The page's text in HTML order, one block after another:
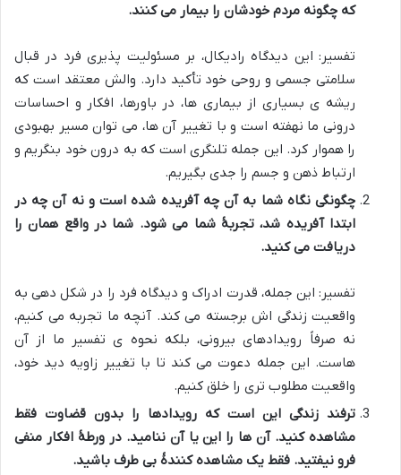
که چگونه مردم خودشان را بیمار می کنند.
تفسیر: این دیدگاه رادیکال، بر مسئولیت پذیری فرد در قبال
سلامتی جسمی و روحی خود تأکید دارد. والش معتقد است که
ریشه ی بسیاری از بیماری ها، در باورها، افکار و احساسات
درونی ما نهفته است و با تغییر آن ها، می توان مسیر بهبودی
را هموار کرد. این جمله تلنگری است که به درون خود بنگریم و
ارتباط ذهن و جسم را جدی بگیریم.
چگونگی نگاه شما به آن چه آفریده شده است و نه آن چه در
ابتدا آفریده شد، تجربۀ شما می شود. شما در واقع همان را
دریافت می کنید.
تفسیر: این جمله، قدرت ادراک و دیدگاه فرد را در شکل دهی به
واقعیت زندگی اش برجسته می کند. آنچه ما تجربه می کنیم،
نه صرفاً رویدادهای بیرونی، بلکه نحوه ی تفسیر ما از آن
هاست. این جمله دعوت می کند تا با تغییر زاویه دید خود،
واقعیت مطلوب تری را خلق کنیم.
ترفند زندگی این است که رویدادها را بدون قضاوت فقط
مشاهده کنید. آن ها را این یا آن ننامید. در ورطۀ افکار منفی
فرو نیفتید. فقط یک مشاهده کنندۀ بی طرف باشید.